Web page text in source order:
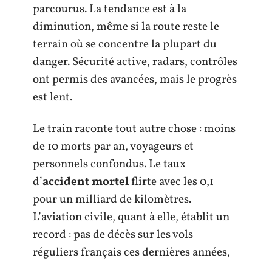
parcourus. La tendance est à la
diminution, même si la route reste le
terrain où se concentre la plupart du
danger. Sécurité active, radars, contrôles
ont permis des avancées, mais le progrès
est lent.
Le train raconte tout autre chose : moins
de 10 morts par an, voyageurs et
personnels confondus. Le taux
d’accident mortelflirte avec les 0,1
pour un milliard de kilomètres.
L’aviation civile, quant à elle, établit un
record : pas de décès sur les vols
réguliers français ces dernières années,